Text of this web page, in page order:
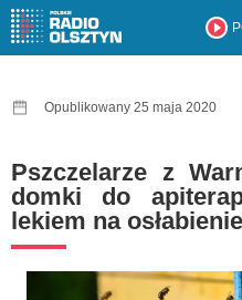
Opublikowany 25 maja 2020
Pszczelarze z
domki do
lekiem na